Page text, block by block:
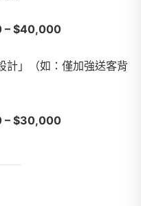
– $40,000
計」（如：僅加強送客背
– $30,000